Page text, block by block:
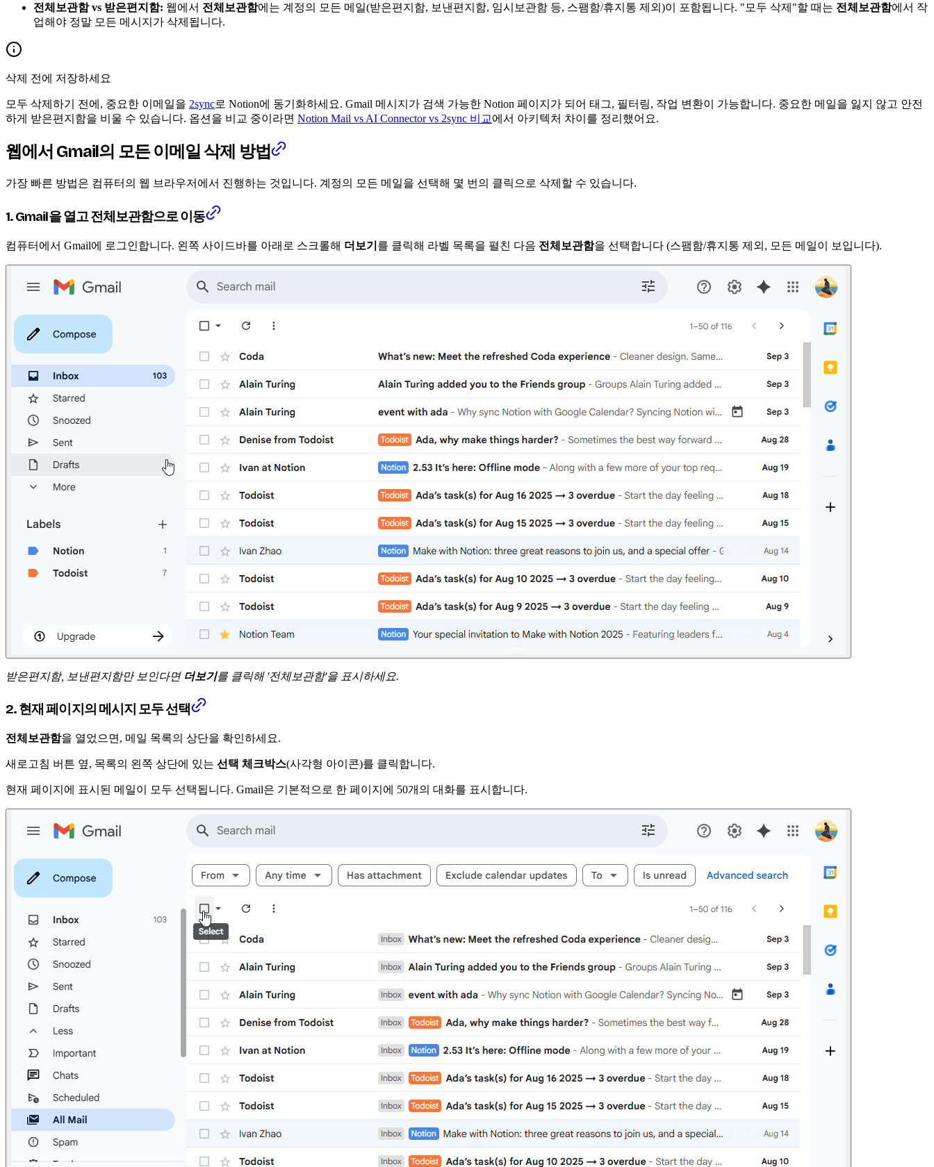
전체보관함 vs 받은편지함: 웹에서 전체보관함에는 계정의 모든 메일(받은편지함, 보낸편지함, 임시보관함 등, 스팸함/휴지통 제외)이 포함됩니다. "모두 삭제"할 때는 전체보관함에서 작
업해야 정말 모든 메시지가 삭제됩니다.
삭제 전에 저장하세요
모두 삭제하기 전에, 중요한 이메일을 2sync로 Notion에 동기화하세요. Gmail 메시지가 검색 가능한 Notion 페이지가 되어 태그, 필터링, 작업 변환이 가능합니다. 중요한 메일을 잃지 않고 안전
하게 받은편지함을 비울 수 있습니다. 옵션을 비교 중이라면 Notion Mail vs AI Connector vs 2sync 비교에서 아키텍처 차이를 정리했어요.
웹에서 Gmail의 모든 이메일 삭제 방법
가장 빠른 방법은 컴퓨터의 웹 브라우저에서 진행하는 것입니다. 계정의 모든 메일을 선택해 몇 번의 클릭으로 삭제할 수 있습니다.
1. Gmail을 열고 전체보관함으로 이동
컴퓨터에서 Gmail에 로그인합니다. 왼쪽 사이드바를 아래로 스크롤해 더보기 를 클릭해 라벨 목록을 펼친 다음 전체보관함을 선택합니다 (스팸함/휴지통 제외, 모든 메일이 보입니다).
받은편지함, 보낸편지함만 보인다면 더보기를 클릭해 '전체보관함'을 표시하세요.
2. 현재 페이지의 메시지 모두 선택
전체보관함을 열었으면, 메일 목록의 상단을 확인하세요.
새로고침 버튼 옆, 목록의 왼쪽 상단에 있는 선택 체크박스(사각형 아이콘)를 클릭합니다.
현재 페이지에 표시된 메일이 모두 선택됩니다. Gmail은 기본적으로 한 페이지에 50개의 대화를 표시합니다.